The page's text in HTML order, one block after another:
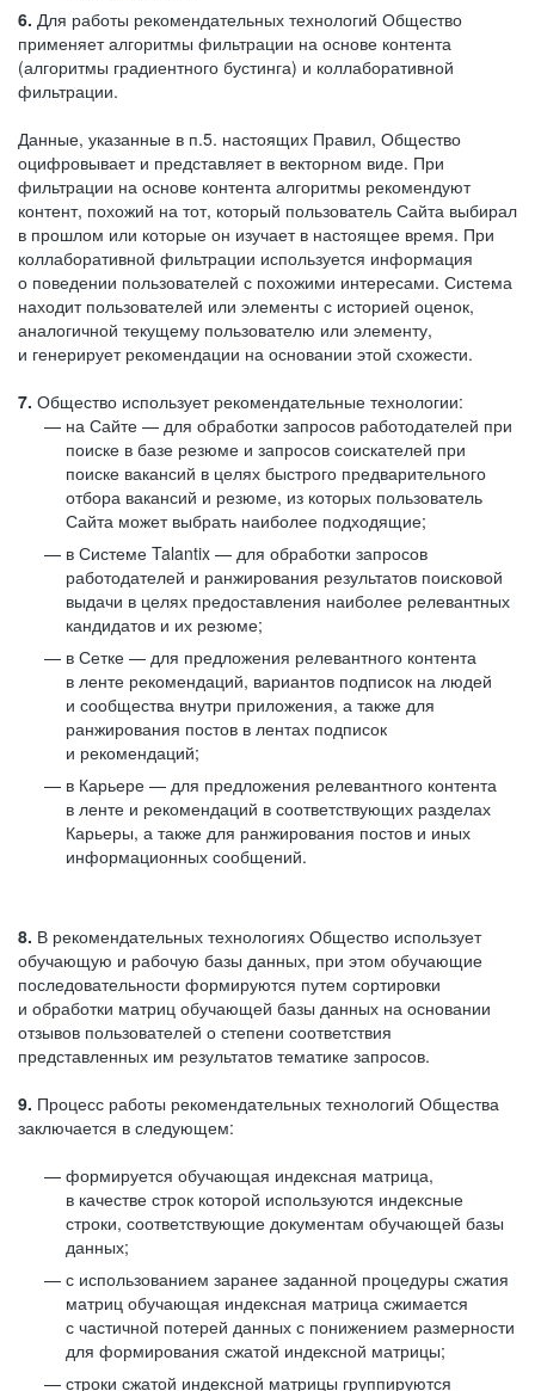
6. Для работы рекомендательных технологий Общество
применяет алгоритмы фильтрации на основе контента
(алгоритмы градиентного бустинга) и коллаборативной
фильтрации.
Данные, указанные в п.5. настоящих Правил, Общество
оцифровывает и представляет в векторном виде. При
фильтрации на основе контента алгоритмы рекомендуют
контент, похожий на тот, который пользователь Сайта выбирал
в прошлом или которые он изучает в настоящее время. При
коллаборативной фильтрации используется информация
о поведении пользователей с похожими интересами. Система
находит пользователей или элементы с историей оценок,
аналогичной текущему пользователю или элементу,
и генерирует рекомендации на основании этой схожести.
7. Общество использует рекомендательные технологии:
на Сайте — для обработки запросов работодателей при
поиске в базе резюме и запросов соискателей при
поиске вакансий в целях быстрого предварительного
отбора вакансий и резюме, из которых пользователь
Сайта может выбрать наиболее подходящие;
в Системе Talantix — для обработки запросов
работодателей и ранжирования результатов поисковой
выдачи в целях предоставления наиболее релевантных
кандидатов и их резюме;
в Сетке — для предложения релевантного контента
в ленте рекомендаций, вариантов подписок на людей
и сообщества внутри приложения, а также для
ранжирования постов в лентах подписок
и рекомендаций;
в Карьере — для предложения релевантного контента
в ленте и рекомендаций в соответствующих разделах
Карьеры, а также для ранжирования постов и иных
информационных сообщений.
8. В рекомендательных технологиях Общество использует
обучающую и рабочую базы данных, при этом обучающие
последовательности формируются путем сортировки
и обработки матриц обучающей базы данных на основании
отзывов пользователей о степени соответствия
представленных им результатов тематике запросов.
9. Процесс работы рекомендательных технологий Общества
заключается в следующем:
формируется обучающая индексная матрица,
в качестве строк которой используются индексные
строки, соответствующие документам обучающей базы
данных;
с использованием заранее заданной процедуры сжатия
матриц обучающая индексная матрица сжимается
с частичной потерей данных с понижением размерности
для формирования сжатой индексной матрицы;
строки сжатой индексной матрицы группируются